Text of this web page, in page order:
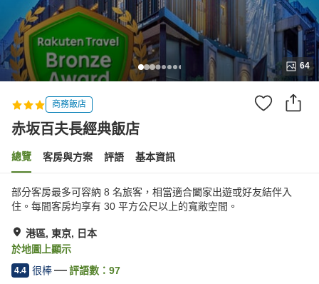
64
商務飯店
赤坂百夫長經典飯店
總覽 客房與方案 評語 基本資訊
部分客房最多可容納 8 名旅客，相當適合闔家出遊或好友結伴入
住。每間客房均享有 30 平方公尺以上的寬敞空間。
港區, 東京, 日本
於地圖上顯示
4.4 很棒 評語數： 97